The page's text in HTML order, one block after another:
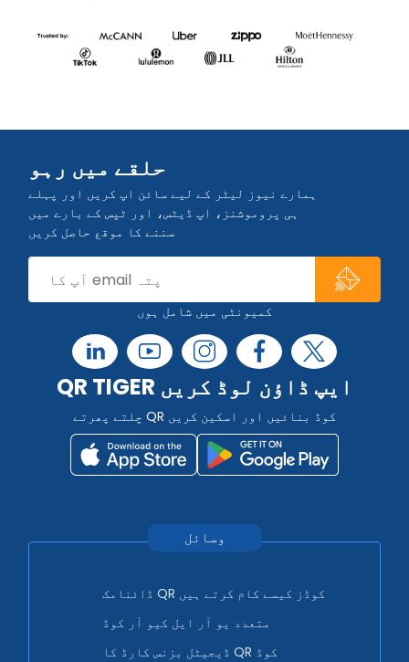
حلقے میں رہو
ہمارے نیوز لیٹر کے لیے سائن اپ کریں اور پہلے
ہی پروموشنز، اپ ڈیٹس، اور ٹپس کے بارے میں
سننے کا موقع حاصل کریں
کمیونٹی میں شامل ہوں
QR TIGER ایپ ڈاؤن لوڈ کریں
چلتے پھرتے QR کوڈ بنائیں اور اسکین کریں
وسائل
ڈائنامک QR کوڈز کیسے کام کرتے ہیں
متعدد یو آر ایل کیو آر کوڈ
ڈیجیٹل بزنس کارڈ کا QR کوڈ